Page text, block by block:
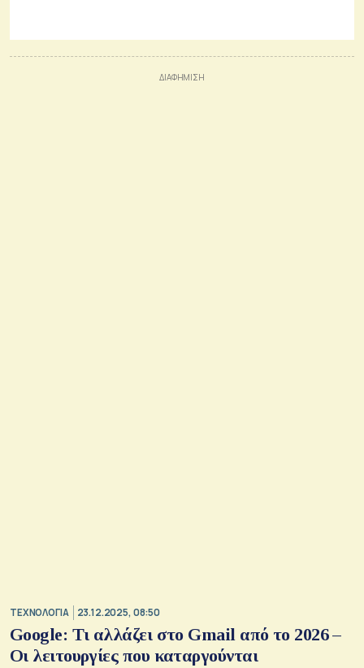
ΤΕΧΝΟΛΟΓΙΑ 23.12.2025, 08:50
Google: Τι αλλάζει στο Gmail από το 2026 –
Οι λειτουργίες που καταργούνται